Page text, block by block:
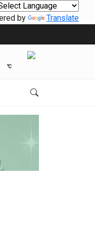
by Translate
℃